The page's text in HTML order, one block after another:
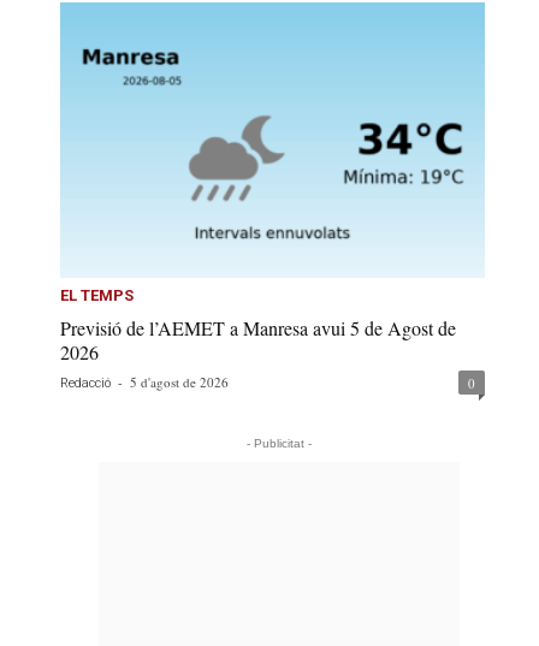
EL TEMPS
Previsió de l’AEMET a Manresa avui 5 de Agost de
2026
Redacció - 5 d'agost de 2026 0
- Publicitat -